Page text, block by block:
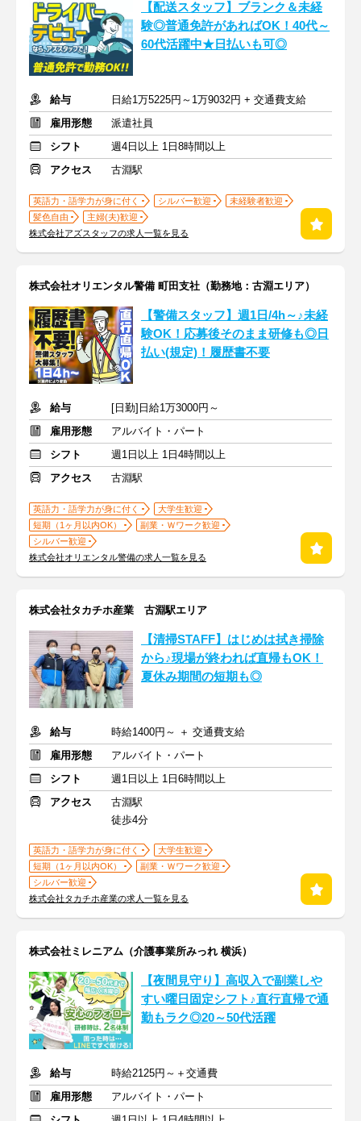
【配送スタッフ】ブランク＆未経
験◎普通免許があればOK！40代～
60代活躍中★日払いも可◎
給与
日給1万5225円～1万9032円 + 交通費支給
雇用形態
派遣社員
シフト
週4日以上 1日8時間以上
アクセス
古淵駅
英語力・語学力が身に付く シルバー歓迎
未経験者歓迎
髪色自由
主婦(夫)歓迎
株式会社アズスタッフの求人一覧を見る
株式会社オリエンタル警備 町田支社（勤務地：古淵エリア）
【警備スタッフ】週1日/4h～♪未経
験OK！応募後そのまま研修も◎日
払い(規定)！履歴書不要
給与
[日勤]日給1万3000円～
雇用形態
アルバイト・パート
シフト
週1日以上 1日4時間以上
アクセス
古淵駅
英語力・語学力が身に付く
大学生歓迎
短期（1ヶ月以内OK）
副業・Ｗワーク歓迎
シルバー歓迎
株式会社オリエンタル警備の求人一覧を見る
株式会社タカチホ産業 古淵駅エリア
【清掃STAFF】はじめは拭き掃除
から♪現場が終われば直帰もOK！
夏休み期間の短期も◎
給与
時給1400円～ ＋ 交通費支給
雇用形態
アルバイト・パート
シフト
週1日以上 1日6時間以上
アクセス
古淵駅
徒歩4分
英語力・語学力が身に付く
大学生歓迎
短期（1ヶ月以内OK）
副業・Ｗワーク歓迎
シルバー歓迎
株式会社タカチホ産業の求人一覧を見る
株式会社ミレニアム（介護事業所みっれ 横浜）
【夜間見守り】高収入で副業しや
すい曜日固定シフト♪直行直帰で通
勤もラク◎20～50代活躍
給与
時給2125円～＋交通費
雇用形態
アルバイト・パート